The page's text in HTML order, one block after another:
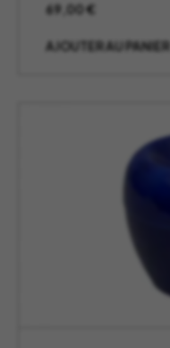
69,00€
AJOUTER AU PANIER